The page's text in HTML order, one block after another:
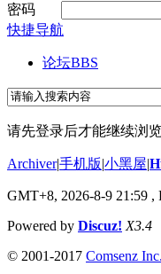
密码
快捷导航
论坛BBS
请先登录后才能继续浏
Archiver|手机版|小黑屋|
GMT+8, 2026-8-9 21:59 ,
Powered by Discuz! X3.4
© 2001-2017 Comsenz Inc.